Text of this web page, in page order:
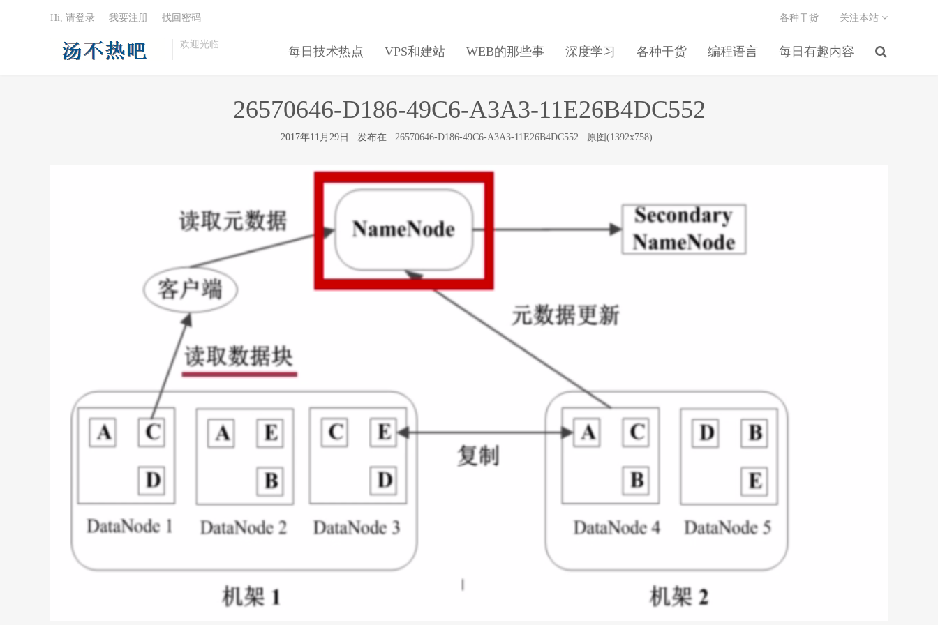
欢迎光临
每日技术热点 VPS和建站 WEB的那些事 深度学习 各种干货 编程语言 每日有趣内容
各种干货 关注本站
Hi, 请登录 我要注册 找回密码
26570646-D186-49C6-A3A3-11E26B4DC552
2017年11月29日 发布在 26570646-D186-49C6-A3A3-11E26B4DC552 原图(1392x758)